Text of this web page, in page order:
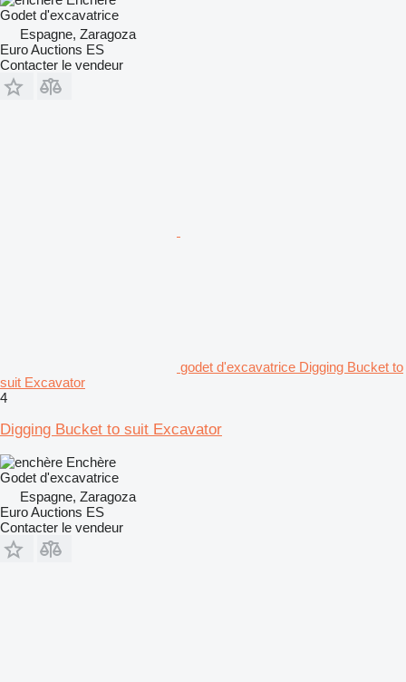
Godet d'excavatrice
Espagne, Zaragoza
Euro Auctions ES
Contacter le vendeur
godet d'excavatrice Digging Bucket to
suit Excavator
4
Digging Bucket to suit Excavator
Enchère
Godet d'excavatrice
Espagne, Zaragoza
Euro Auctions ES
Contacter le vendeur